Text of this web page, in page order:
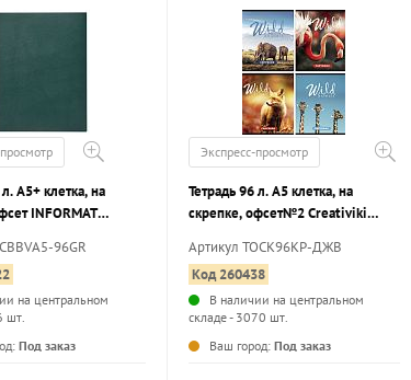
А5+ клетка, на
INFORMAT
96GR
на центральном
шт.
Под заказ
Экспресс-просмотр
Тетрадь 96 л. А5 клетка, на
скрепке, офсет№2 Creativiki
картон, ВД-лак, эконом
Артикул ТОСК96КР-ДЖВ
Код 260438
В наличии на центральном
складе - 3070 шт.
Ваш город: Под заказ